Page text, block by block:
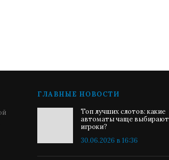
ГЛАВНЫЕ НОВОСТИ
Топ лучших слотов: какие
автоматы чаще выбирают
игроки?
30.06.2026 в 16:36